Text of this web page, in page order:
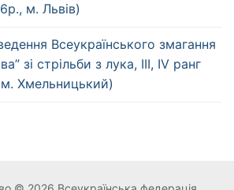
м. Львів)
Всеукраїнського змагання
зі стрільби з лука, ІІІ, IV ранг
Хмельницький)